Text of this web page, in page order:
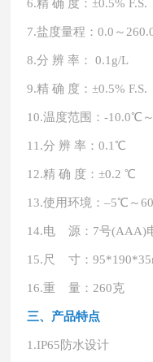
6.精 确 度：±0.5% F.S.
7.盐度量程：0.0～
8.分 辨 率： 0.1g/L
9.精 确 度：±0.5% F.S.
10.温度范围：-10.0℃
11.分 辨 率：0.1℃
12.精 确 度：±0.2 ℃
13.使用环境：–5℃～
14.电 源： 7号(AAA)
15.尺 寸：
16.重 量： 260克
三、产品特点
1.IP65防水设计